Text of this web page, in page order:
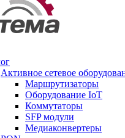
Активное сетевое
Маршрутизаторы
Оборудование IoT
Коммутаторы
SFP модули
Медиаконвертеры